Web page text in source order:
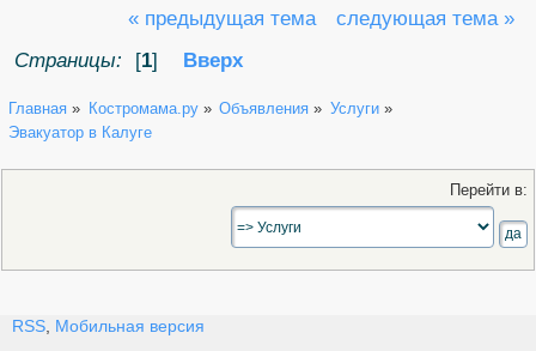
« предыдущая тема
следующая тема »
Страницы:
[1] Вверх
Главная » Костромама.ру» Объявления » Услуги»
Эвакуатор в Калуге
Перейти в:
RSS, Мобильная версия